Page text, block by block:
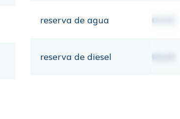
reserva de agua 00,00
reserva de diesel 00,00